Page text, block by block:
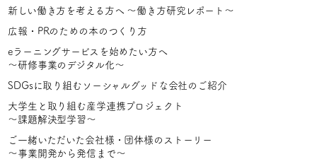
新しい働き方を考える方へ 〜働き方研究レポート〜
広報・PRのための本のつくり方
eラーニングサービスを始めたい方へ
〜研修事業のデジタル化〜
SDGsに取り組むソーシャルグッドな会社のご紹介
大学生と取り組む産学連携プロジェクト
〜課題解決型学習〜
ご一緒いただいた会社様・団体様のストーリー
〜事業開発から発信まで〜